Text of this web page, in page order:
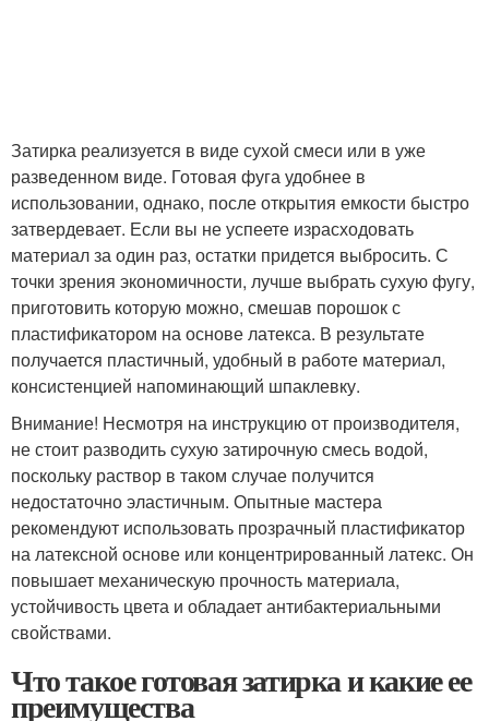
Затирка реализуется в виде сухой смеси или в уже
разведенном виде. Готовая фуга удобнее в
использовании, однако, после открытия емкости быстро
затвердевает. Если вы не успеете израсходовать
материал за один раз, остатки придется выбросить. С
точки зрения экономичности, лучше выбрать сухую фугу,
приготовить которую можно, смешав порошок с
пластификатором на основе латекса. В результате
получается пластичный, удобный в работе материал,
консистенцией напоминающий шпаклевку.
Внимание! Несмотря на инструкцию от производителя,
не стоит разводить сухую затирочную смесь водой,
поскольку раствор в таком случае получится
недостаточно эластичным. Опытные мастера
рекомендуют использовать прозрачный пластификатор
на латексной основе или концентрированный латекс. Он
повышает механическую прочность материала,
устойчивость цвета и обладает антибактериальными
свойствами.
Что такое готовая затирка и какие ее
преимущества